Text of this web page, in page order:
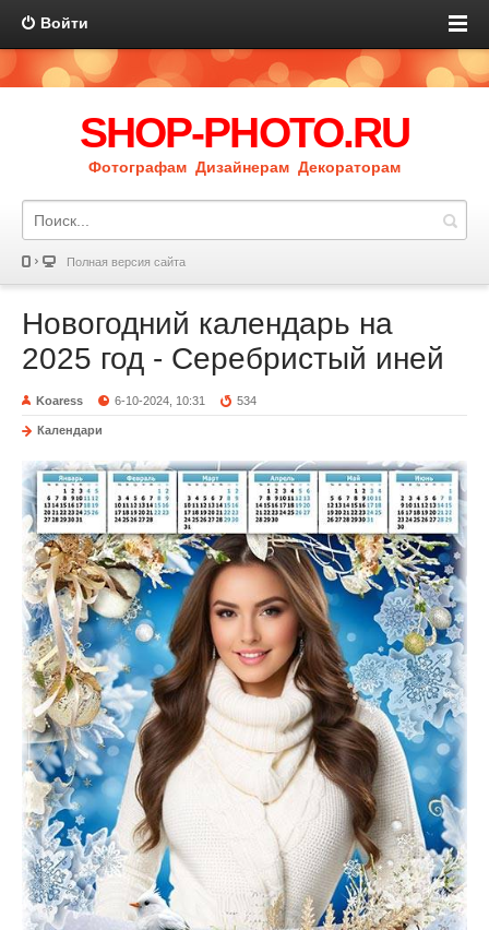
Войти
SHOP-PHOTO.RU
Фотографам Дизайнерам Декораторам
Полная версия сайта
Новогодний календарь на
2025 год - Серебристый иней
Koaress 6-10-2024, 10:31 534
Календари